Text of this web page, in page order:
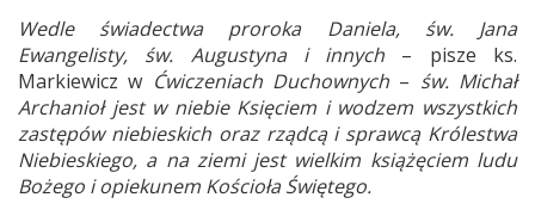
Wedle świadectwa proroka Daniela, św. Jana
Ewangelisty, św. Augustyna i innych – pisze ks.
Markiewicz w Ćwiczeniach Duchownych – św. Michał
Archanioł jest w niebie Księciem i wodzem wszystkich
zastępów niebieskich oraz rządcą i sprawcą Królestwa
Niebieskiego, a na ziemi jest wielkim książęciem ludu
Bożego i opiekunem Kościoła Świętego.